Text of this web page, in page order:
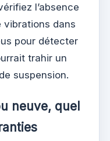
l’absence
vibrations dans
pour détecter
trahir un
suspension.
neuve, quel